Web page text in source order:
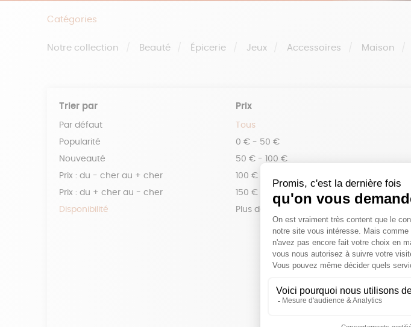
Catégories
Notre collection Beauté Épicerie Jeux Accessoires Maison
Trier par
Par défaut
Popularité
Nouveauté
Prix : du - cher au + cher
Prix : du + cher au - cher
Disponibilité
Prix
Tous
0 € - 50 €
50 € - 100 €
100 € - 150 €
150 € - 200 €
Plus de 200€